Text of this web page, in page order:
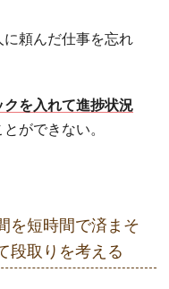
に頼んだ仕事を忘れ
を入れて進捗状況
ができない。
を短時間で済まそ
段取りを考える